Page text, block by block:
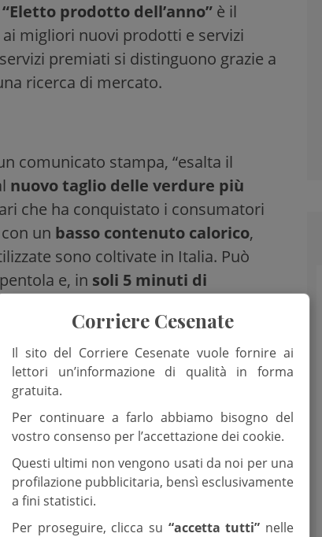
“Eletto prodotto dell’anno” è il
migliori nuovi prodotti e servizi
premiati si distinguono grazie a
ricerca di mercato.
comunicato stampa, “esalta il
nuovo taglio delle verdure più
che ha conquistato i consumatori
un basso contenuto calorico,
sono coltivate in Italia. Può
e, in soli 5 minuti di
Corriere Cesenate
Il sito del Corriere Cesenate vuole fornire ai
lettori un’informazione di qualità in forma
gratuita.
Per continuare a farlo abbiamo bisogno del
vostro consenso per l’accettazione dei cookie.
Questi ultimi non vengono usati da noi per una
profilazione pubblicitaria, bensì esclusivamente
a fini statistici.
Per proseguire, clicca su “accetta tutti” nelle